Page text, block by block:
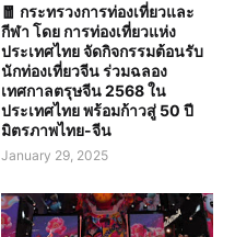
🧧 กระทรวงการท่องเที่ยวและ
กีฬา โดย การท่องเที่ยวแห่ง
ประเทศไทย จัดกิจกรรมต้อนรับ
นักท่องเที่ยวจีน ร่วมฉลอง
เทศกาลตรุษจีน 2568 ใน
ประเทศไทย พร้อมก้าวสู่ 50 ปี
มิตรภาพไทย-จีน
January 29, 2025